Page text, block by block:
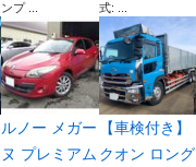
ンプ ...
式: ...
ルノー メガー
ヌ プレミアム
【車検付き】
クオン ロング